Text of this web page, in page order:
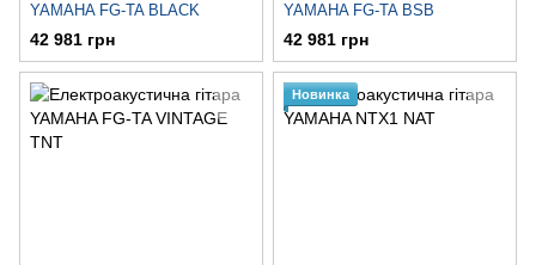
YAMAHA FG-TA BLACK
42 981 грн
YAMAHA FG-TA BSB
42 981 грн
Новинка